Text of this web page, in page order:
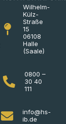
Wilhelm-
Külz-
Straße
15
06108
Halle
(Saale)
0800 –
30 40
111
info@hs-
ib.de